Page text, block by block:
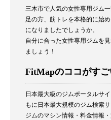
三木市で人気の女性専用ジム
足の方、筋トレを本格的に始
になりましたでしょうか。
自分に合った女性専用ジムを
ましょう！
FitMapのココがすご
日本最大級のジムポータルサ
もに日本最大規模のジム検索
ジムのマシン情報・料金情報